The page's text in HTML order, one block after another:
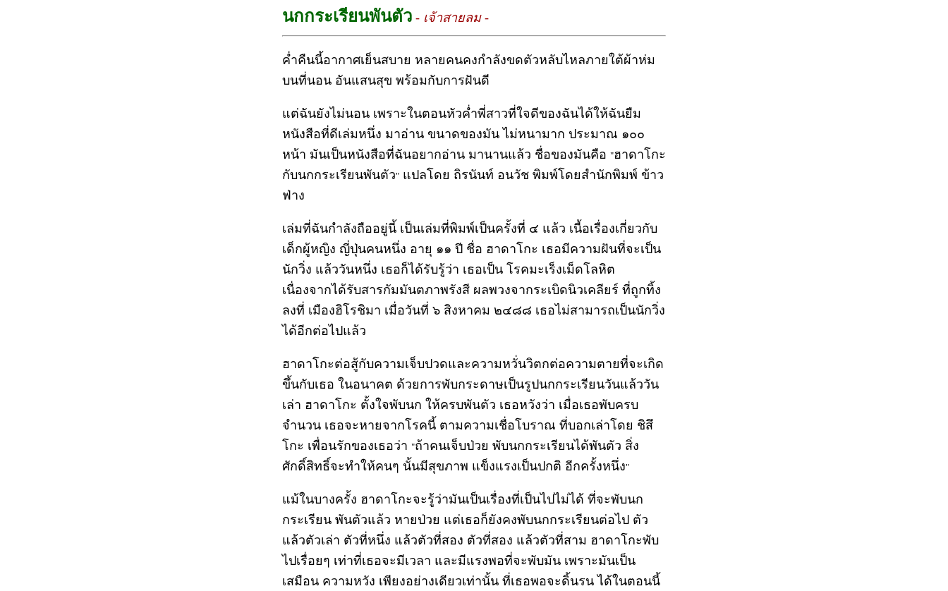
นกกระเรียนพันตัว - เจ้าสายลม -
ค่ำคืนนี้อากาศเย็นสบาย หลายคนคงกำลังขดตัวหลับไหลภายใต้ผ้าห่ม
บนที่นอน อันแสนสุข พร้อมกับการฝันดี
แต่ฉันยังไม่นอน เพราะในตอนหัวค่ำพี่สาวที่ใจดีของฉันได้ให้ฉันยืม
หนังสือที่ดีเล่มหนึ่ง มาอ่าน ขนาดของมัน ไม่หนามาก ประมาณ ๑๐๐
หน้า มันเป็นหนังสือที่ฉันอยากอ่าน มานานแล้ว ชื่อของมันคือ "ฮาดาโกะ
กับนกกระเรียนพันตัว" แปลโดย ถิรนันท์ อนวัช พิมพ์โดยสำนักพิมพ์ ข้าว
ฟ่าง
เล่มที่ฉันกำลังถืออยู่นี้ เป็นเล่มที่พิมพ์เป็นครั้งที่ ๔ แล้ว เนื้อเรื่องเกี่ยวกับ
เด็กผู้หญิง ญี่ปุ่นคนหนึ่ง อายุ ๑๑ ปี ชื่อ ฮาดาโกะ เธอมีความฝันที่จะเป็น
นักวิ่ง แล้ววันหนึ่ง เธอก็ได้รับรู้ว่า เธอเป็น โรคมะเร็งเม็ดโลหิต
เนื่องจากได้รับสารกัมมันตภาพรังสี ผลพวงจากระเบิดนิวเคลียร์ ที่ถูกทิ้ง
ลงที่ เมืองฮิโรชิมา เมื่อวันที่ ๖ สิงหาคม ๒๔๘๘ เธอไม่สามารถเป็นนักวิ่ง
ได้อีกต่อไปแล้ว
ฮาดาโกะต่อสู้กับความเจ็บปวดและความหวั่นวิตกต่อความตายที่จะเกิด
ขึ้นกับเธอ ในอนาคต ด้วยการพับกระดาษเป็นรูปนกกระเรียนวันแล้ววัน
เล่า ฮาดาโกะ ตั้งใจพับนก ให้ครบพันตัว เธอหวังว่า เมื่อเธอพับครบ
จำนวน เธอจะหายจากโรคนี้ ตามความเชื่อโบราณ ที่บอกเล่าโดย ชิสึ
โกะ เพื่อนรักของเธอว่า "ถ้าคนเจ็บป่วย พับนกกระเรียนได้พันตัว สิ่ง
ศักดิ์สิทธิ์จะทำให้คนๆ นั้นมีสุขภาพ แข็งแรงเป็นปกติ อีกครั้งหนึ่ง"
แม้ในบางครั้ง ฮาดาโกะจะรู้ว่ามันเป็นเรื่องที่เป็นไปไม่ได้ ที่จะพับนก
กระเรียน พันตัวแล้ว หายป่วย แต่เธอก็ยังคงพับนกกระเรียนต่อไป ตัว
แล้วตัวเล่า ตัวที่หนึ่ง แล้วตัวที่สอง ตัวที่สอง แล้วตัวที่สาม ฮาดาโกะพับ
ไปเรื่อยๆ เท่าที่เธอจะมีเวลา และมีแรงพอที่จะพับมัน เพราะมันเป็น
เสมือน ความหวัง เพียงอย่างเดียวเท่านั้น ที่เธอพอจะดิ้นรน ได้ในตอนนี้